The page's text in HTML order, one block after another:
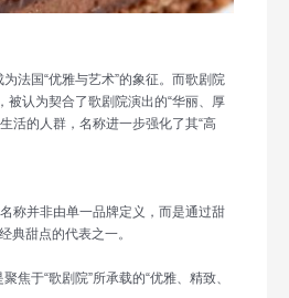
法国“优雅与艺术”的象征。而歌剧院
认为契合了歌剧院演出的“华丽、厚
活的人群，名称进一步强化了其“高
称并非由单一品牌定义，而是通过甜
典甜点的代表之一。
焦于“歌剧院”所承载的“优雅、精致、